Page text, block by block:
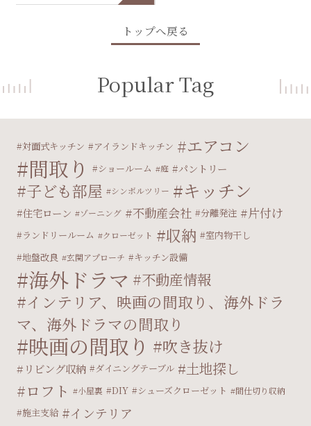
トップへ戻る
Popular Tag
対面式キッチン アイランドキッチン エアコン
間取り ショールーム 庭 パントリー
子ども部屋 シンボルツリー キッチン
住宅ローン ゾーニング 不動産会社 分離発注 片付け
ランドリールーム クローゼット 収納
室内物干し
地盤改良
玄関アプローチ キッチン設備
海外ドラマ 不動産情報
インテリア、映画の間取り、海外ドラ
マ、海外ドラマの間取り
映画の間取り 吹き抜け
リビング収納 ダイニングテーブル 土地探し
ロフト 小屋裏 DIY シューズクローゼット 間仕切り収納
施主支給 インテリア